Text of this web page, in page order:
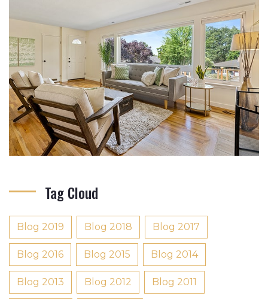
Tag Cloud
Blog 2019 Blog 2018 Blog 2017
Blog 2016 Blog 2015 Blog 2014
Blog 2013 Blog 2012 Blog 2011